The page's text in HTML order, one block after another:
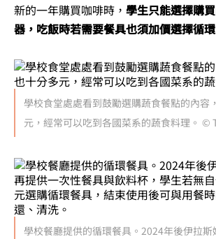
新的一年購買咖啡時， 學生只能選擇購
器，吃飯時若需要餐具也須加價選擇循
學校食堂處處看到鼓勵選購蔬食餐點的內容
元，經常可以吃到各國菜系的蔬食料理。 ©
學校餐廳提供的循環餐具。2024年後伊拉